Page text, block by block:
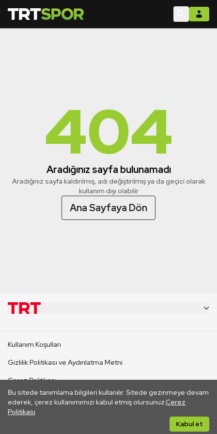
404
Aradığınız sayfa bulunamadı
Aradığınız sayfa kaldırılmış, adı değiştirilmiş ya da geçici olarak
kullanım dışı olabilir
Ana Sayfaya Dön
Bu sitede tanımlama bilgileri kullanılır. Sitede gezinmeye devam
ederek, çerez kullanımımızı kabul etmiş olursunuz.Çerez
Politikası
Kabul et
CANLI YAYINLAR
Kullanım Koşulları
Gizlilik Politikası ve Aydınlatma Metni
Çerez Politikası
İletişim
Her hakkı saklıdır. ©2026 TRT. Bağlantı yoluyla gidilen dış